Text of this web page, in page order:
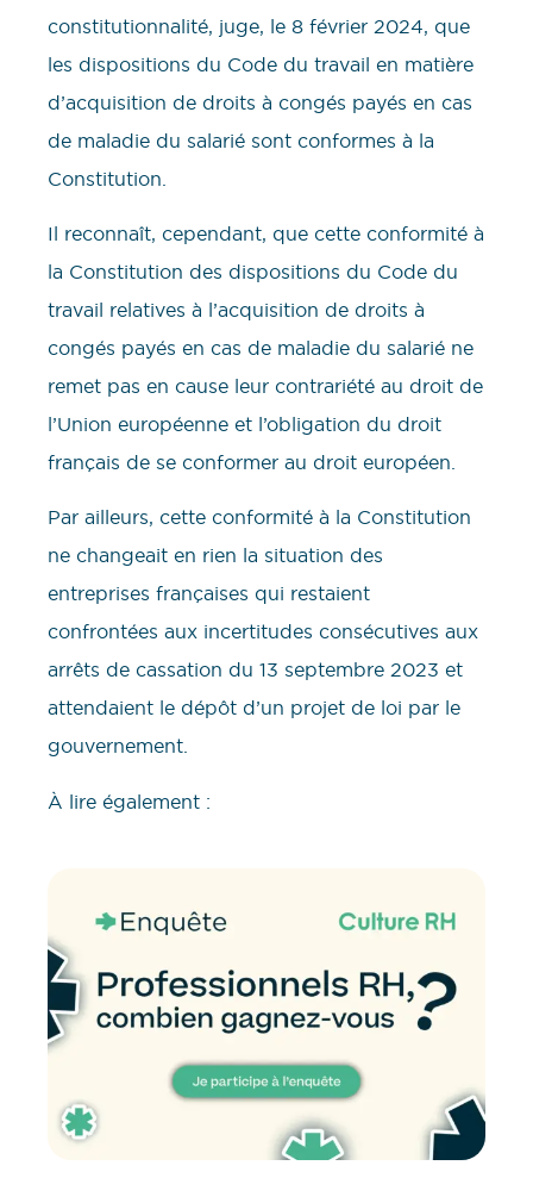
constitutionnalité, juge, le 8 février 2024, que
les dispositions du Code du travail en matière
d’acquisition de droits à congés payés en cas
de maladie du salarié sont conformes à la
Constitution.
Il reconnaît, cependant, que cette conformité à
la Constitution des dispositions du Code du
travail relatives à l’acquisition de droits à
congés payés en cas de maladie du salarié ne
remet pas en cause leur contrariété au droit de
l’Union européenne et l’obligation du droit
français de se conformer au droit européen.
Par ailleurs, cette conformité à la Constitution
ne changeait en rien la situation des
entreprises françaises qui restaient
confrontées aux incertitudes consécutives aux
arrêts de cassation du 13 septembre 2023 et
attendaient le dépôt d’un projet de loi par le
gouvernement.
À lire également :